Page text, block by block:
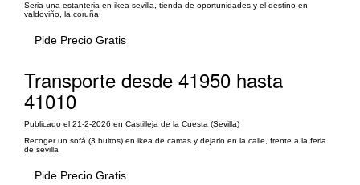
Seria una estanteria en ikea sevilla, tienda de oportunidades y el destino en
valdoviño, la coruña
Pide Precio Gratis
Transporte desde 41950 hasta
41010
Publicado el 21-2-2026 en Castilleja de la Cuesta (Sevilla)
Recoger un sofá (3 bultos) en ikea de camas y dejarlo en la calle, frente a la feria
de sevilla
Pide Precio Gratis